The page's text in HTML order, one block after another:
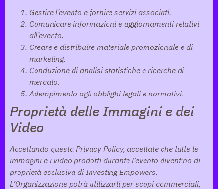
Gestire l’evento e fornire servizi associati.
Comunicare informazioni e aggiornamenti relativi
all’evento.
Creare e distribuire materiale promozionale e di
marketing.
Conduzione di analisi statistiche e ricerche di
mercato.
Adempimento agli obblighi legali e normativi.
Proprietà delle Immagini e dei
Video
Accettando questa Privacy Policy, accettate che tutte le
immagini e i video prodotti durante l’evento diventino di
proprietà esclusiva di Investing Empowers.
L’Organizzazione potrà utilizzarli per scopi commerciali,